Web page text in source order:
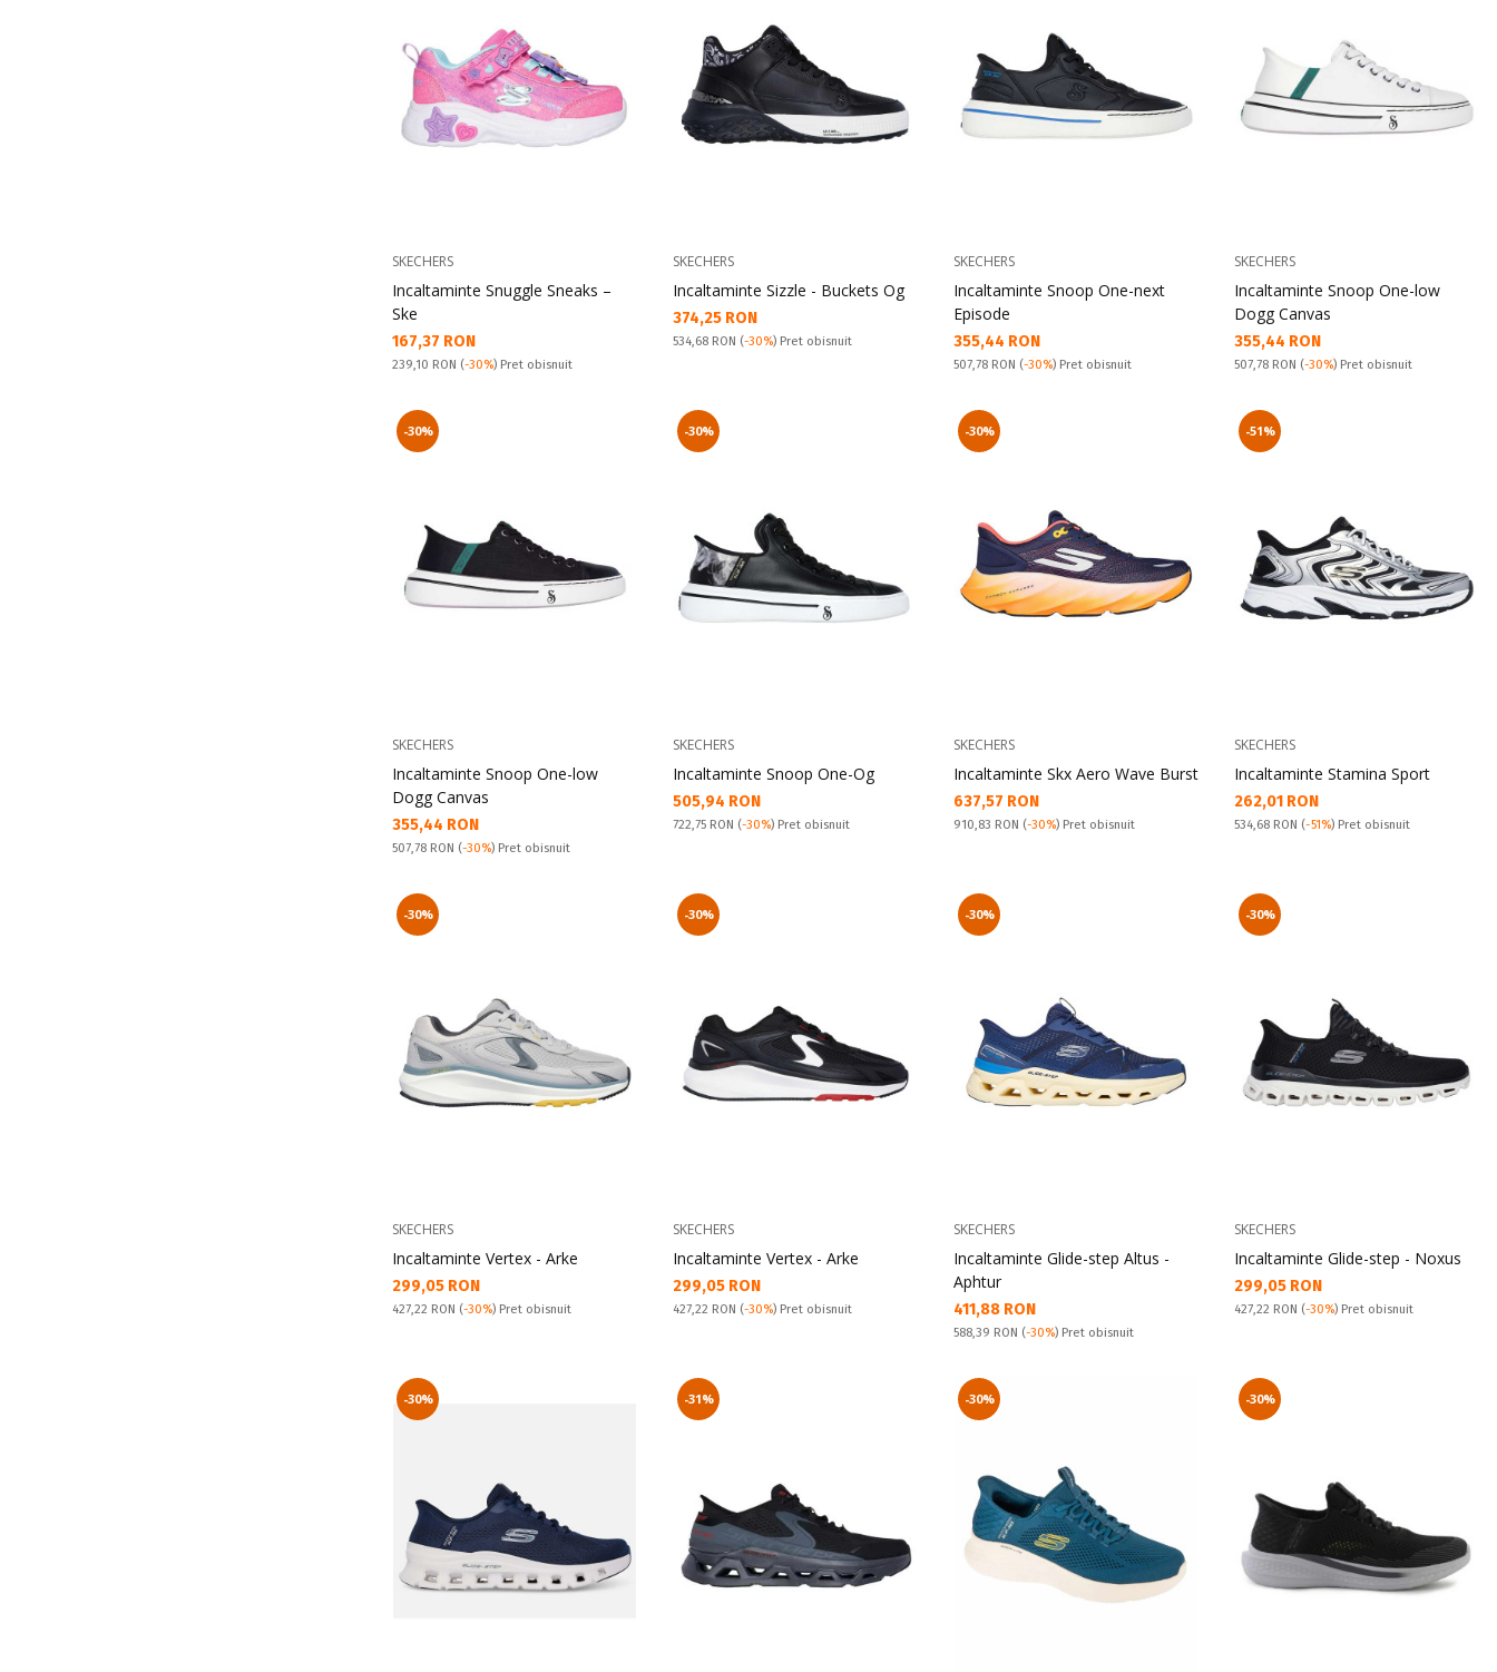
SKECHERS
Incaltaminte Snuggle Sneaks –
Ske
Текуща цена:
167,37 RON
Pret obisnuit:
239,10 RON (-30%) Pret obisnuit
SKECHERS
Incaltaminte Sizzle - Buckets Og
Текуща цена:
374,25 RON
Pret obisnuit:
534,68 RON (-30%) Pret obisnuit
SKECHERS
Incaltaminte Snoop One-next
Episode
Текуща цена:
355,44 RON
Pret obisnuit:
507,78 RON (-30%) Pret obisnuit
SKECHERS
Incaltaminte Snoop One-low
Dogg Canvas
Текуща цена:
355,44 RON
Pret obisnuit:
507,78 RON (-30%) Pret obisnuit
-30%
SKECHERS
Incaltaminte Snoop One-low
Dogg Canvas
Текуща цена:
355,44 RON
Pret obisnuit:
507,78 RON (-30%) Pret obisnuit
-30%
SKECHERS
Incaltaminte Snoop One-Og
Текуща цена:
505,94 RON
Pret obisnuit:
722,75 RON (-30%) Pret obisnuit
-30%
SKECHERS
Incaltaminte Skx Aero Wave Burst
Текуща цена:
637,57 RON
Pret obisnuit:
910,83 RON (-30%) Pret obisnuit
-51%
SKECHERS
Incaltaminte Stamina Sport
Текуща цена:
262,01 RON
Pret obisnuit:
534,68 RON (-51%) Pret obisnuit
-30%
SKECHERS
Incaltaminte Vertex - Arke
Текуща цена:
299,05 RON
Pret obisnuit:
427,22 RON (-30%) Pret obisnuit
-30%
SKECHERS
Incaltaminte Vertex - Arke
Текуща цена:
299,05 RON
Pret obisnuit:
427,22 RON (-30%) Pret obisnuit
-30%
SKECHERS
Incaltaminte Glide-step Altus -
Aphtur
Текуща цена:
411,88 RON
Pret obisnuit:
588,39 RON (-30%) Pret obisnuit
-30%
SKECHERS
Incaltaminte Glide-step - Noxus
Текуща цена:
299,05 RON
Pret obisnuit:
427,22 RON (-30%) Pret obisnuit
-30% -31% -30% -30%